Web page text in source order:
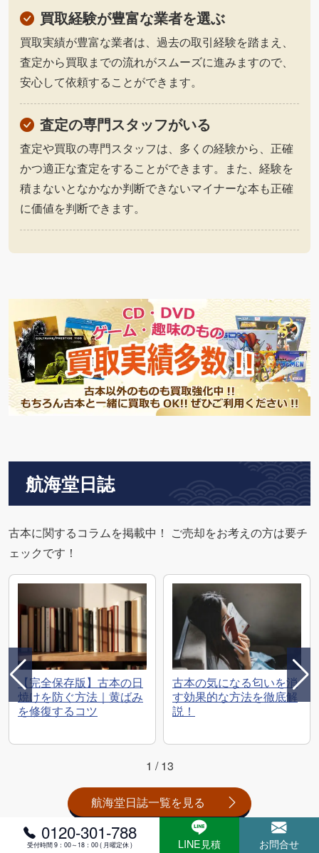
0120-301-788
受付時間 9：00～18：00 ( 月曜定休 ) LINE見積 お問合せ
買取経験が豊富な業者を選ぶ
買取実績が豊富な業者は、過去の取引経験を踏まえ、
査定から買取までの流れがスムーズに進みますので、
安心して依頼することができます。
査定の専門スタッフがいる
査定や買取の専門スタッフは、多くの経験から、正確
かつ適正な査定をすることができます。また、経験を
積まないとなかなか判断できないマイナーな本も正確
に価値を判断できます。
航海堂日誌
古本に関するコラムを掲載中！ ご売却をお考えの方は要チ
ェックです！
【完全保存版】古本の日
焼けを防ぐ方法｜黄ばみ
を修復するコツ
古本の気になる匂いを消
す効果的な方法を徹底解
説！
1 /13
航海堂日誌一覧を見る